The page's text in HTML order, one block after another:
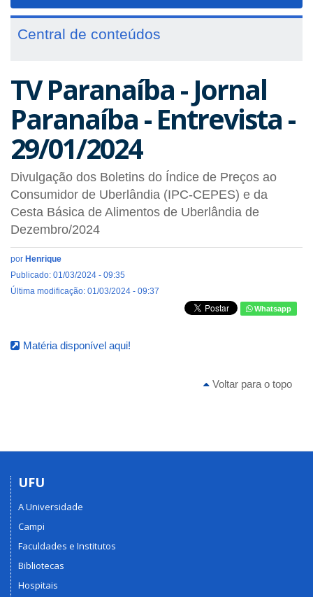
Central de conteúdos
TV Paranaíba - Jornal
Paranaíba - Entrevista -
29/01/2024
Divulgação dos Boletins do Índice de Preços ao
Consumidor de Uberlândia (IPC-CEPES) e da
Cesta Básica de Alimentos de Uberlândia de
Dezembro/2024
por Henrique
Publicado: 01/03/2024 - 09:35
Última modificação: 01/03/2024 - 09:37
Whatsapp
Matéria disponível aqui!
Voltar para o topo
UFU
A Universidade
Campi
Faculdades e Institutos
Bibliotecas
Hospitais